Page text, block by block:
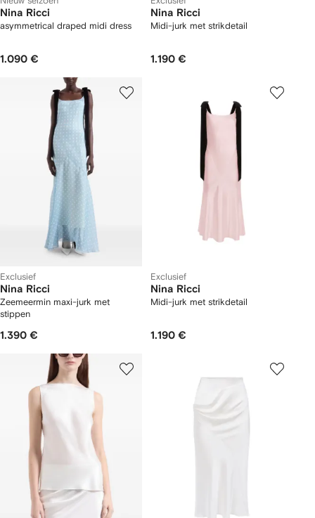
Nina Ricci
asymmetrical draped midi dress
1.090 €
Nina Ricci
Midi-jurk met strikdetail
1.190 €
Exclusief
Nina Ricci
Zeemeermin maxi-jurk met
stippen
1.390 €
Exclusief
Nina Ricci
Midi-jurk met strikdetail
1.190 €